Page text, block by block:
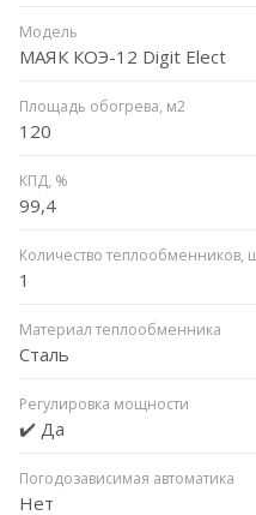
Модель
МАЯК КОЭ-12 Digit Elect
Площадь обогрева, м2
120
КПД, %
99,4
Количество теплообменников,
1
Материал теплообменника
Сталь
Регулировка мощности
✔️ Да
Погодозависимая автоматика
Нет